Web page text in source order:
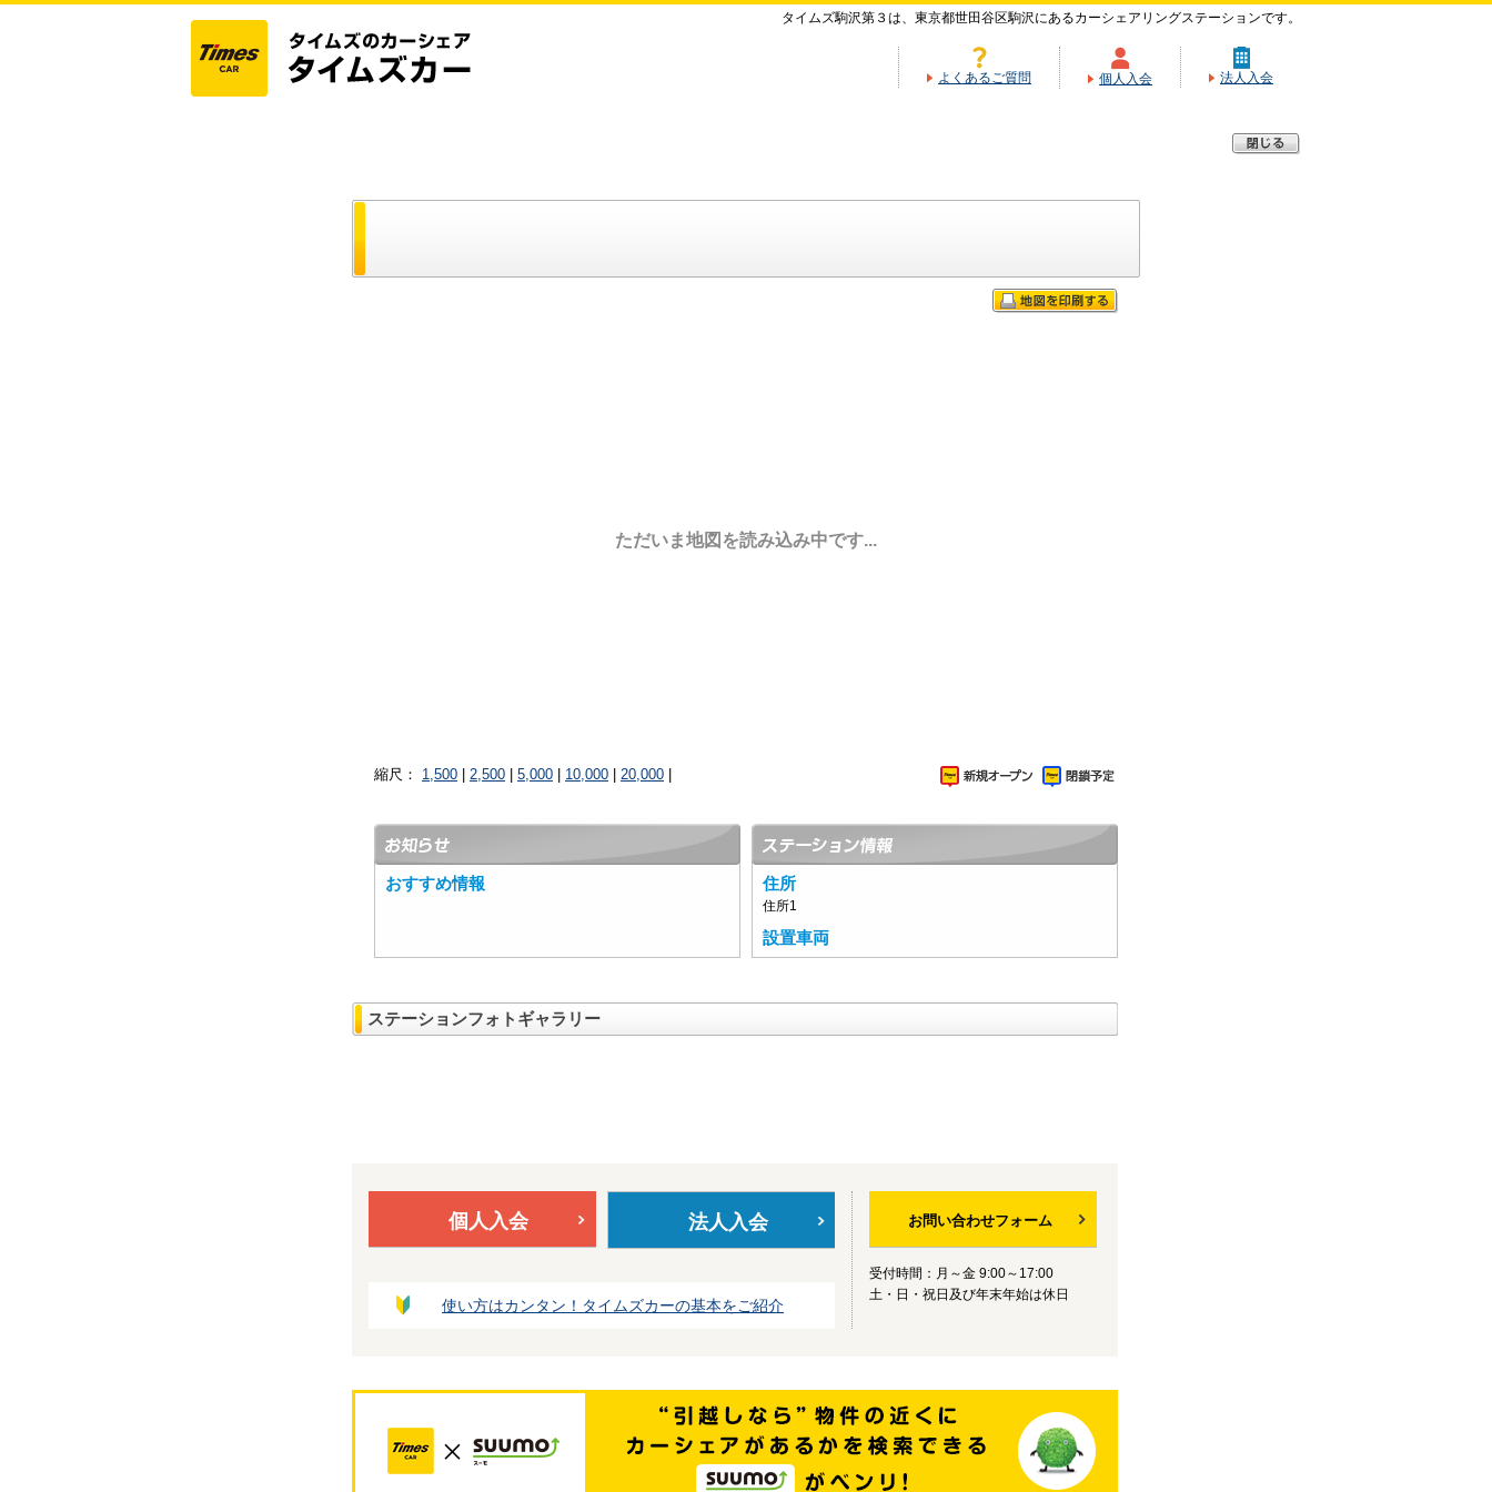
タイムズ駒沢第３は、東京都世田谷区駒沢にあるカーシェアリングステーションです。
よくあるご質問 個人入会 法人入会
ただいま地図を読み込み中です...
縮尺： 1,500 2,500 5,000 10,000 20,000
おすすめ情報 住所
住所1
設置車両
ステーションフォトギャラリー
個人入会 法人入会
使い方はカンタン！タイムズカーの基本をご紹介
お問い合わせフォーム
受付時間：月～金 9:00～17:00
土・日・祝日及び年末年始は休日